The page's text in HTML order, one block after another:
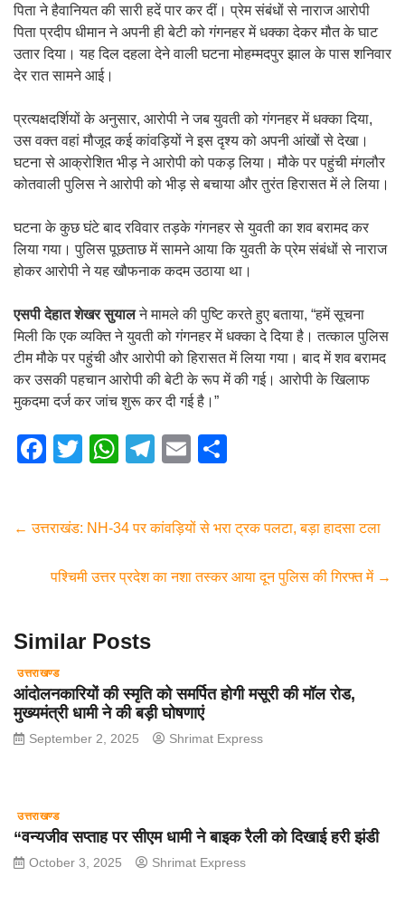
पिता ने हैवानियत की सारी हदें पार कर दीं। प्रेम संबंधों से नाराज आरोपी
पिता प्रदीप धीमान ने अपनी ही बेटी को गंगनहर में धक्का देकर मौत के घाट
उतार दिया। यह दिल दहला देने वाली घटना मोहम्मदपुर झाल के पास शनिवार
देर रात सामने आई।
प्रत्यक्षदर्शियों के अनुसार, आरोपी ने जब युवती को गंगनहर में धक्का दिया,
उस वक्त वहां मौजूद कई कांवड़ियों ने इस दृश्य को अपनी आंखों से देखा।
घटना से आक्रोशित भीड़ ने आरोपी को पकड़ लिया। मौके पर पहुंची मंगलौर
कोतवाली पुलिस ने आरोपी को भीड़ से बचाया और तुरंत हिरासत में ले लिया।
घटना के कुछ घंटे बाद रविवार तड़के गंगनहर से युवती का शव बरामद कर
लिया गया। पुलिस पूछताछ में सामने आया कि युवती के प्रेम संबंधों से नाराज
होकर आरोपी ने यह खौफनाक कदम उठाया था।
एसपी देहात शेखर सुयालने मामले की पुष्टि करते हुए बताया, “हमें सूचना
मिली कि एक व्यक्ति ने युवती को गंगनहर में धक्का दे दिया है। तत्काल पुलिस
टीम मौके पर पहुंची और आरोपी को हिरासत में लिया गया। बाद में शव बरामद
कर उसकी पहचान आरोपी की बेटी के रूप में की गई। आरोपी के खिलाफ
मुकदमा दर्ज कर जांच शुरू कर दी गई है।”
F
e
b
k
T
er
W
s
A
p
T
gr
a
E
e
← उत्तराखंड: NH-34 पर कांवड़ियों से भरा ट्रक पलटा, बड़ा हादसा टला
पश्चिमी उत्तर प्रदेश का नशा तस्कर आया दून पुलिस की गिरफ्त में →
Similar Posts
उत्तराखण्ड
आंदोलनकारियों की स्मृति को समर्पित होगी मसूरी की मॉल रोड,
मुख्यमंत्री धामी ने की बड़ी घोषणाएं
September 2, 2025 Shrimat Express
उत्तराखण्ड
“वन्यजीव सप्ताह पर सीएम धामी ने बाइक रैली को दिखाई हरी झंडी
October 3, 2025 Shrimat Express